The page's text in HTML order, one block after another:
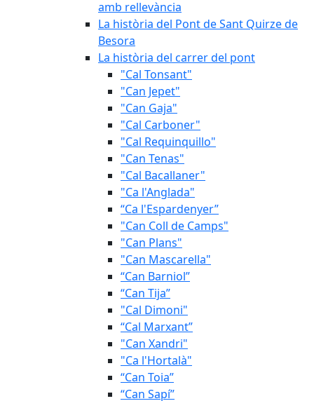
amb rellevància
La història del Pont de Sant Quirze de
Besora
La història del carrer del pont
"Cal Tonsant"
"Can Jepet"
"Can Gaja"
"Cal Carboner"
"Cal Requinquillo"
"Can Tenas"
"Cal Bacallaner"
"Ca l'Anglada"
“Ca l'Espardenyer”
"Can Coll de Camps"
"Can Plans"
"Can Mascarella"
“Can Barniol”
“Can Tija”
"Cal Dimoni"
“Cal Marxant”
"Can Xandri"
"Ca l'Hortalà"
“Can Toia”
“Can Sapí”